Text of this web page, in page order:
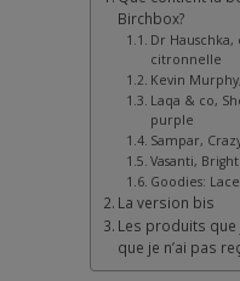
Birchbox?
Dr
citronnelle
Kevin
Laqa & co,
purple
Sampar,
Vasanti,
Goodies:
La version bis
Les produits que
que je n’ai pas